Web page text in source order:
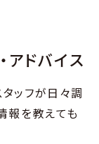
アドバイス
ッフが日々調
報を教えても